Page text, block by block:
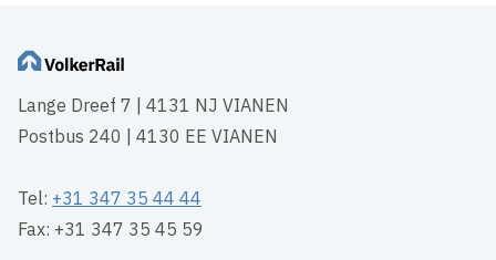
Lange Dreef 7 | 4131 NJ VIANEN
Postbus 240 | 4130 EE VIANEN
Tel: +31 347 35 44 44
Fax: +31 347 35 45 59